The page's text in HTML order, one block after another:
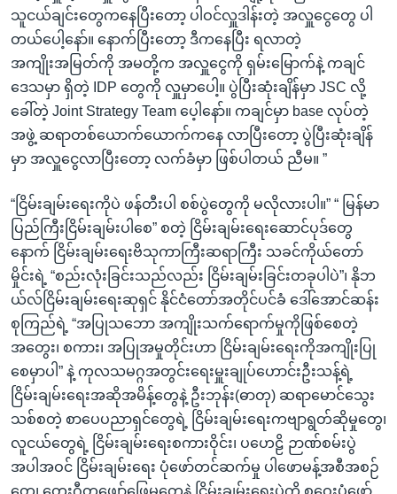
သူငယ်ချင်းတွေကနေပြီးတော့ ပါဝင်လှူဒါန်းတဲ့ အလှူငွေတွေ ပါ
တယ်ပေါ့နော်။ နောက်ပြီးတော့ ဒီကနေပြီး ရလာတဲ့
အကျိုးအမြတ်ကို အမတို့က အလှူငွေကို ရှမ်းမြောက်နဲ့ ကချင်
ဒေသမှာ ရှိတဲ့ IDP တွေကို လှူမှာပေါ့။ ပွဲပြီးဆုံးချိန်မှာ JSC လို့
ခေါ်တဲ့ Joint Strategy Team ပေ့ါနော်။ ကချင်မှာ base လုပ်တဲ့
အဖွဲ့ ဆရာတစ်ယောက်ယောက်ကနေ လာပြီးတော့ ပွဲပြီးဆုံးချိန်
မှာ အလှူငွေလာပြီးတော့ လက်ခံမှာ ဖြစ်ပါတယ် ညီမ။ ”
“ငြိမ်းချမ်းရေးကိုပဲ ဖန်တီးပါ စစ်ပွဲတွေကို မလိုလားပါ။” “ မြန်မာ
ပြည်ကြီးငြိမ်းချမ်းပါစေ” စတဲ့ ငြိမ်းချမ်းရေးဆောင်ပုဒ်တွေ
နောက် ငြိမ်းချမ်းရေးဗိသုကာကြီးဆရာကြီး သခင်ကိုယ်တော်
မှိုင်းရဲ့ “စည်းလုံးခြင်းသည်လည်း ငြိမ်းချမ်းခြင်းတခုပါပဲ”၊ နိုဘ
ယ်လ်ငြိမ်းချမ်းရေးဆုရှင် နိုင်ငံတော်အတိုင်ပင်ခံ ဒေါ်အောင်ဆန်း
စုကြည်ရဲ့ “အပြုသဘော အကျိုးသက်ရောက်မှုကိုဖြစ်စေတဲ့
အတွေး၊ စကား၊ အပြုအမှုတိုင်းဟာ ငြိမ်းချမ်းရေးကိုအကျိုးပြု
စေမှာပါ” နဲ့ ကုလသမဂ္ဂအတွင်းရေးမှူးချုပ်ဟောင်းဦးသန့်ရဲ့
ငြိမ်းချမ်းရေးအဆိုအမိန့်တွေနဲ့ ဦးဘုန်း(ဓာတု) ဆရာမောင်သွေး
သစ်စတဲ့ စာပေပညာရှင်တွေရဲ့ ငြိမ်းချမ်းရေးကဗျာရွတ်ဆိုမှုတွေ၊
လူငယ်တွေရဲ့ ငြိမ်းချမ်းရေးစကားဝိုင်း၊ ပဟေဠိ ဉာဏ်စမ်းပွဲ
အပါအဝင် ငြိမ်းချမ်းရေး ပုံဖော်တင်ဆက်မှု ပါဖောမန့်အစီအစဉ်
တွေ၊ တေးဂီတဖျော်ဖြေမှုတွေနဲ့ ငြိမ်းချမ်းရေးပွဲကို စုဝေးပုံဖော်